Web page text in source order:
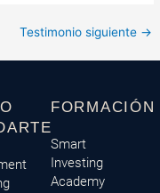
Testimonio siguiente →
FORMACIÓN
Smart
Investing
Academy